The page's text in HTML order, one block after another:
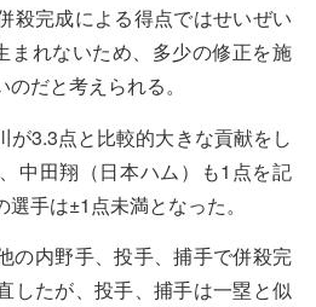
殺完成による得点ではせいぜい
まれないため、多少の修正を施
だと考えられる。
が3.3点と比較的大きな貢献をし
中田翔（日本ハム）も1点を記
手は±1点未満となった。
の内野手、投手、捕手で併殺完
したが、投手、捕手は一塁と似